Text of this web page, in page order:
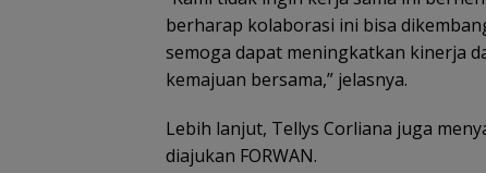
berharap kolaborasi ini bisa
semoga dapat meningkatkan kinerja
kemajuan bersama,” jelasnya.
Lebih lanjut, Tellys Corliana juga
diajukan FORWAN.